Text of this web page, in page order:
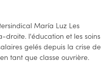
María Luz Les
l'éducation et les soins
gelés depuis la crise de
tant que classe ouvrière.